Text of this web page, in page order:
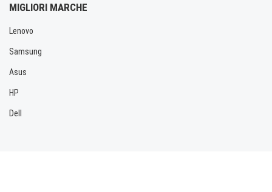
MIGLIORI MARCHE
Lenovo
Samsung
Asus
HP
Dell